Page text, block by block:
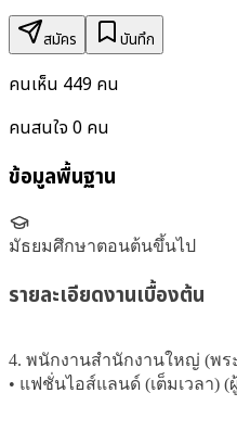
สมัคร บันทึก
คนเห็น 449 คน
คนสนใจ 0 คน
ข้อมูลพื้นฐาน
มัธยมศึกษาตอนต้นขึ้นไป
รายละเอียดงานเบื้องต้น
4. พนักงานสำนักงานใหญ่ (พร
• แฟชั่นไอส์แลนด์ (เต็มเวลา) (